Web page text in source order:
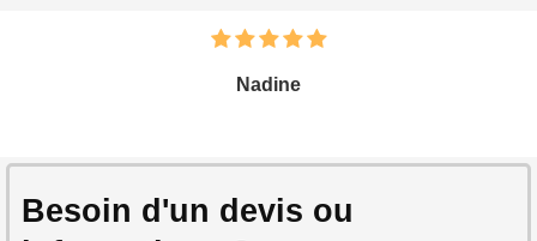
Nadine
Besoin d'un devis ou